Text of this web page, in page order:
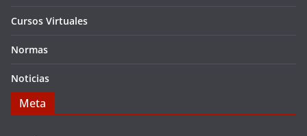
Cursos Virtuales
Normas
Noticias
Meta